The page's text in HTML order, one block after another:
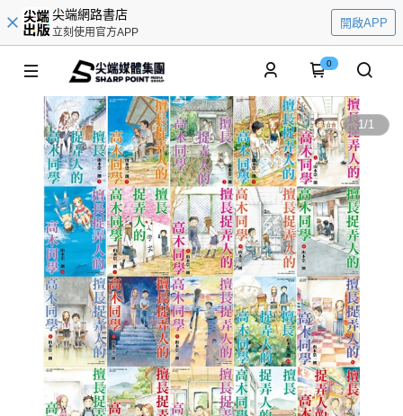
尖端網路書店
立刻使用官方APP
開啟APP
0
1/1